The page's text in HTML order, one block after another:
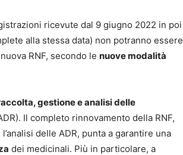
ricevute dal 9 giugno 2022 in poi
alla stessa data) non potranno essere
RNF, secondo le nuove modalità
gestione e analisi delle
Il completo rinnovamento della RNF,
delle ADR, punta a garantire una
dei medicinali. Più in particolare, a